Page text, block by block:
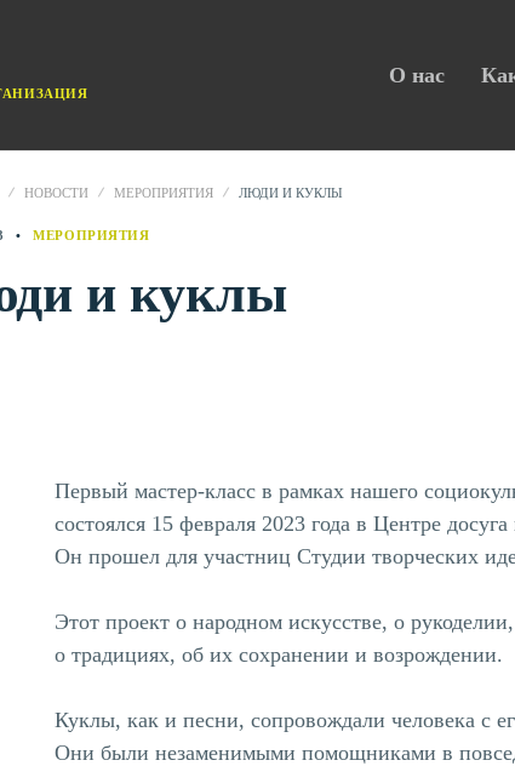
О нас
НОВОСТИ МЕРОПРИЯТИЯ ЛЮДИ И КУКЛЫ
МЕРОПРИЯТИЯ
и куклы
Первый мастер-класс в рамках нашего
состоялся 15 февраля 2023 года в Центре
Он прошел для участниц Студии творческих
Этот проект о народном искусстве, о
о традициях, об их сохранении и возрождении.
Куклы, как и песни, сопровождали человека с
Они были незаменимыми помощниками в